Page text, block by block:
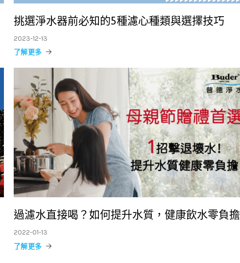
挑選淨水器前必知的5種濾心種類與選擇技巧
2023-12-13
了解更多
過濾水直接喝？如何提升水質，健康飲水零負擔
2022-01-13
了解更多